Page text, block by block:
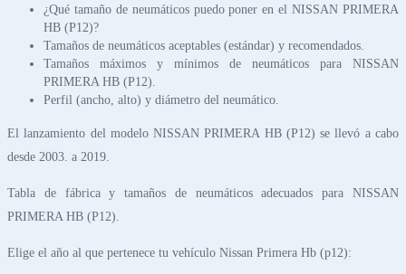
¿Qué tamaño de neumáticos puedo poner en el NISSAN PRIMERA
HB (P12)?
Tamaños de neumáticos aceptables (estándar) y recomendados.
Tamaños máximos y mínimos de neumáticos para NISSAN
PRIMERA HB (P12).
Perfil (ancho, alto) y diámetro del neumático.
El lanzamiento del modelo NISSAN PRIMERA HB (P12) se llevó a cabo
desde 2003. a 2019.
Tabla de fábrica y tamaños de neumáticos adecuados para NISSAN
PRIMERA HB (P12).
Elige el año al que pertenece tu vehículo Nissan Primera Hb (p12):